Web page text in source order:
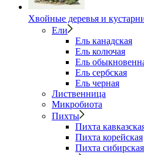
Хвойные деревья и
Ели
Ель канадская
Ель колючая
Ель
Ель сербская
Ель черная
Лиственница
Микробиота
Пихты
Пихта
Пихта корейская
Пихта сибирская